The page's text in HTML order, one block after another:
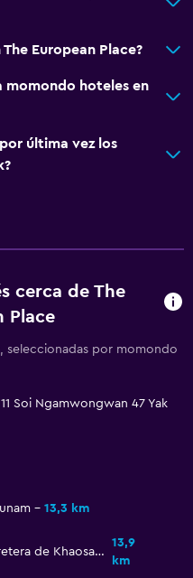
European Place?
momondo hoteles en
última vez los
cerca de The
Place
seleccionadas por momondo
Soi Ngamwongwan 47 Yak
13,3 km
Carretera de Khaosan
13,9
km